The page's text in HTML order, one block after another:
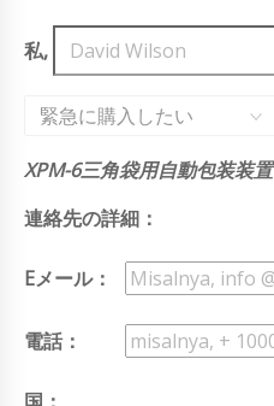
私,
緊急に購入したい
XPM-6三角袋用自動包装装置
連絡先の詳細：
Eメール：
電話：